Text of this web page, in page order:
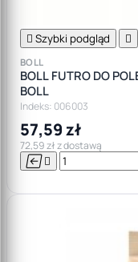
 Szybki podgląd 
BOLL
BOLL FUTRO DO
BOLL
Indeks: 006003
57,59 zł
72,59 zł z dostawą
 